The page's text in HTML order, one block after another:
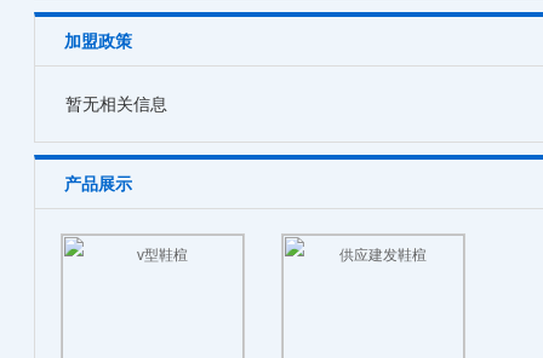
加盟政策
暂无相关信息
产品展示